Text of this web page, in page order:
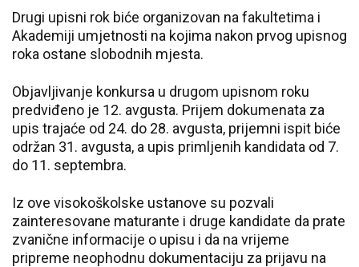
Drugi upisni rok biće organizovan na fakultetima i
Akademiji umjetnosti na kojima nakon prvog upisnog
roka ostane slobodnih mjesta.
Objavljivanje konkursa u drugom upisnom roku
predviđeno je 12. avgusta. Prijem dokumenata za
upis trajaće od 24. do 28. avgusta, prijemni ispit biće
održan 31. avgusta, a upis primljenih kandidata od 7.
do 11. septembra.
Iz ove visokoškolske ustanove su pozvali
zainteresovane maturante i druge kandidate da prate
zvanične informacije o upisu i da na vrijeme
pripreme neophodnu dokumentaciju za prijavu na